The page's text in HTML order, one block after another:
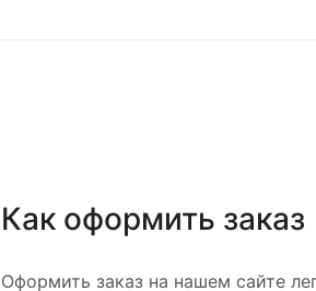
Как оформить заказ
Оформить заказ на нашем сайте